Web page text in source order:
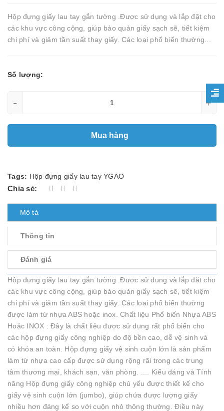
Hộp đựng giấy lau tay gắn tường .Được sử dụng và lắp đặt cho
các khu vực công cộng, giúp bảo quản giấy sạch sẽ, tiết kiệm
chi phí và giảm tần suất thay giấy. Các loại phổ biến thường...
Số lượng:
- +
Mua hàng
Tags: Hộp đựng giấy lau tay YGAO
Chia sẻ:
Mô tả
Thông tin
Đánh giá
Hộp đựng giấy lau tay gắn tường .Được sử dụng và lắp đặt cho
các khu vực công cộng, giúp bảo quản giấy sạch sẽ, tiết kiệm
chi phí và giảm tần suất thay giấy. Các loại phổ biến thường
được làm từ nhựa ABS hoặc inox. Chất liệu Phổ biến Nhựa ABS
Hoặc INOX : Đây là chất liệu được sử dụng rất phổ biến cho
các hộp đựng giấy công nghiệp do độ bền cao, dễ vệ sinh và
có khóa an toàn. Hộp đựng giấy vệ sinh cuộn lớn là sản phẩm
làm từ nhựa cao cấp được sử dụng rộng rãi trong các trung
tâm thương mại, khách sạn, văn phòng. .... Kiểu dáng và Tính
năng Hộp đựng giấy công nghiệp chủ yếu được thiết kế cho
giấy vệ sinh cuộn lớn (jumbo), giúp chứa được lượng giấy
nhiều hơn đáng kể so với cuộn nhỏ thông thường. Điều này